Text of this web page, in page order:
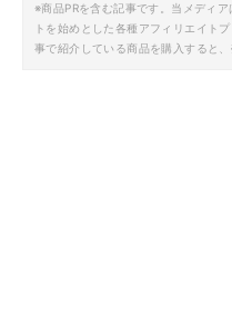
※商品PRを含む記事です。当メディ
トを始めとした各種アフィリエイト
事で紹介している商品を購入すると